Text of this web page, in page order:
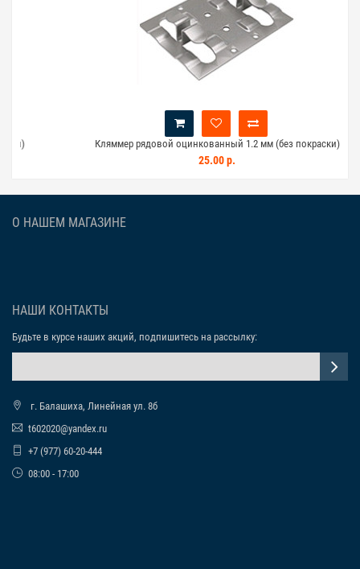
Кляммер рядовой оцинкованный 1.2 мм (без покраски)
25.00 р.
О НАШЕМ МАГАЗИНЕ
НАШИ КОНТАКТЫ
Будьте в курсе наших акций, подпишитесь на рассылку:
г. Балашиха, Линейная ул. 8б
t602020@yandex.ru
+7 (977) 60-20-444
08:00 - 17:00